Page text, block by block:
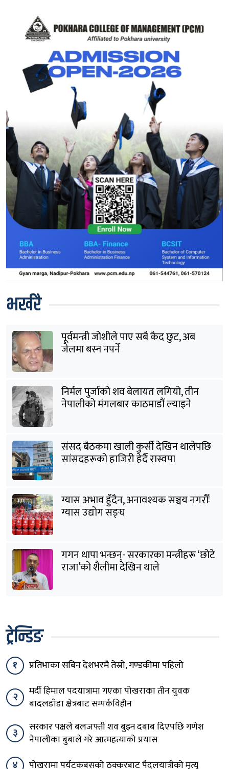
भर्खरै
पूर्वमन्त्री जोशीले पाए सबै कैद छुट, अब
जेलमा बस्न नपर्ने
निर्मल पुर्जाको शव बेलायत लगियो, तीन
नेपालीको मंगलबार काठमाडौं ल्याइने
संसद बैठकमा खाली कुर्सी देखिन थालेपछि
सांसदहरूको हाजिरी हेर्दै रास्वपा
ग्यास अभाव हुँदैन, अनावश्यक सञ्चय नगरौँः
ग्यास उद्योग सङ्घ
गगन थापा भन्छन्- सरकारका मन्त्रीहरू ‘छोटे
राजा’को शैलीमा देखिन थाले
ट्रेन्डिङ
१ प्रतिभाका सबिन देशभरमै तेस्रो, गण्डकीमा पहिलो
२
मर्दी हिमाल पदयात्रामा गएका पोखराका तीन युवक
बादलडाँडा क्षेत्रबाट सम्पर्कविहीन
३
सरकार पक्षले बलजफ्ती शव बुझ्न दबाब दिएपछि गणेश
नेपालीका बुबाले गरे आत्महत्याको प्रयास
४
पोखरामा पर्यटकबसको ठक्करबाट पैदलयात्रीको मृत्यु